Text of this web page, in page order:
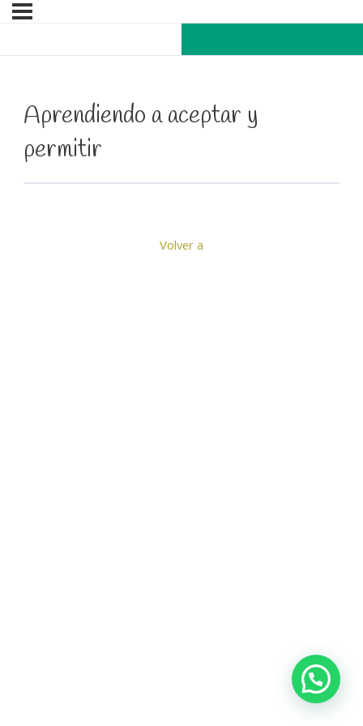
Aprendiendo a aceptar y
permitir
Volver a